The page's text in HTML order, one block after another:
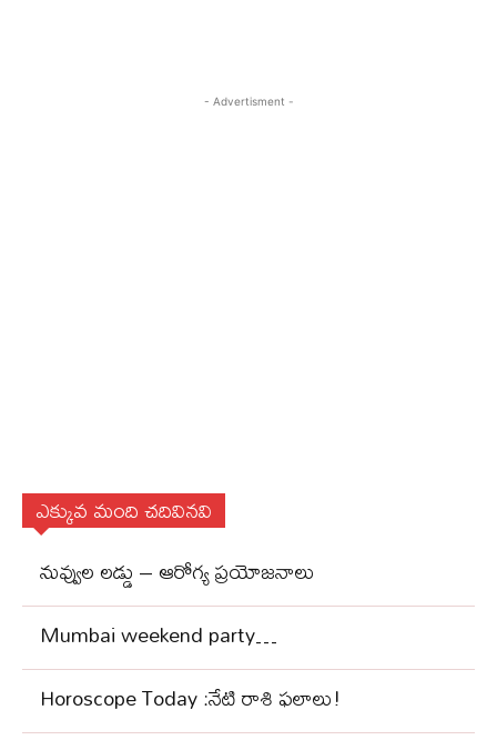
- Advertisment -
ఎక్కువ మంది చదివినవి
నువ్వుల లడ్డు – ఆరోగ్య ప్రయోజనాలు
Mumbai weekend party…
Horoscope Today :నేటి రాశి ఫలాలు!